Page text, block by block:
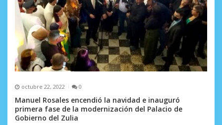
a
d
a
s
octubre 22, 2022 0
Manuel Rosales encendió la navidad e inauguró
primera fase de la modernización del Palacio de
Gobierno del Zulia